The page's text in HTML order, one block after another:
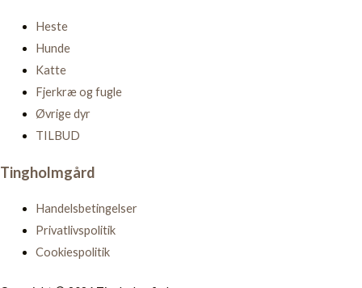
Heste
Hunde
Katte
Fjerkræ og fugle
Øvrige dyr
TILBUD
Tingholmgård
Handelsbetingelser
Privatlivspolitik
Cookiespolitik